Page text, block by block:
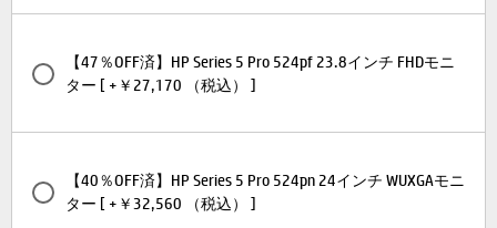
【47％OFF済】HP Series 5 Pro 524pf 23.8インチ FHDモニ
ター [ +￥27,170 （税込） ]
【40％OFF済】HP Series 5 Pro 524pn 24インチ WUXGAモニ
ター [ +￥32,560 （税込） ]